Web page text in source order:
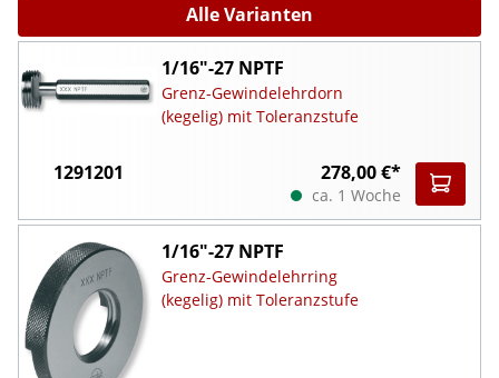
Alle Varianten
1/16"-27 NPTF
Grenz-Gewindelehrdorn
(kegelig) mit Toleranzstufe
1291201 278,00 €*
ca. 1 Woche
1/16"-27 NPTF
Grenz-Gewindelehrring
(kegelig) mit Toleranzstufe